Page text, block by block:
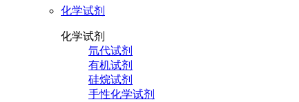
化学试剂
化学试剂
氘代试剂
有机试剂
硅烷试剂
手性化学试剂